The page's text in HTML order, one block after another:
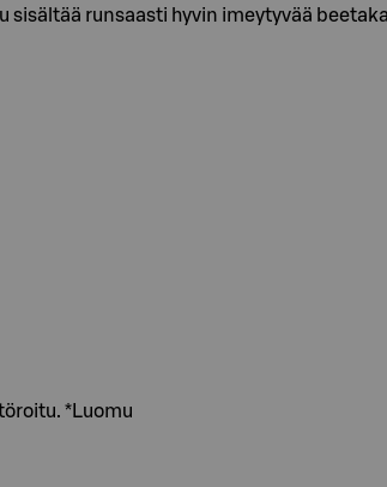
runsaasti hyvin imeytyvää
*Luomu